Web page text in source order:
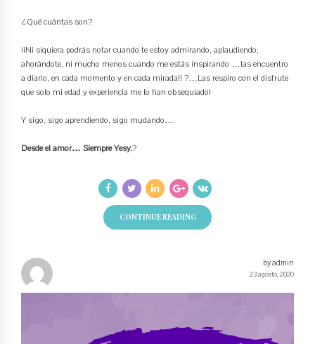
¿Qué cuántas son?
¡¡Ni siquiera podrás notar cuando te estoy admirando, aplaudiendo,
añorándote, ni mucho menos cuando me estás inspirando …las encuentro
a diario, en cada momento y en cada mirada!! ?…Las respiro con el disfrute
que solo mi edad y experiencia me lo han obsequiado!
Y sigo, sigo aprendiendo, sigo mudando…
Desde el amor… Siempre Yesy.?
CONTINUE READING
by admin
23 agosto, 2020